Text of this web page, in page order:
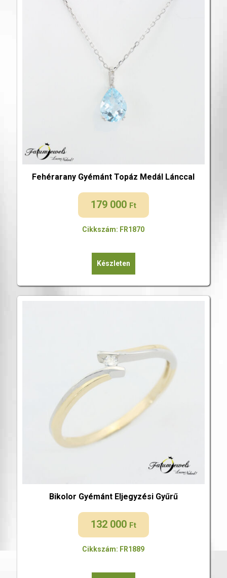
Fehérarany Gyémánt Topáz Medál Lánccal
179 000 Ft
Cikkszám: FR1870
Készleten
Bikolor Gyémánt Eljegyzési Gyűrű
132 000 Ft
Cikkszám: FR1889